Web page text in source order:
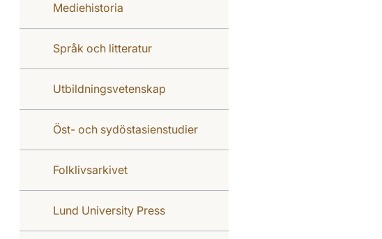
Mediehistoria
Språk och litteratur
Utbildningsvetenskap
Öst- och sydöstasienstudier
Folklivsarkivet
Lund University Press